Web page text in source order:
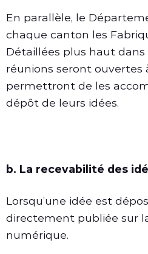
En parallèle, le
chaque canton les
Détaillées plus haut
réunions seront ouvertes
permettront de les
dépôt de leurs idées.
b. La recevabilité des
Lorsqu’une idée est
directement publiée sur
numérique.